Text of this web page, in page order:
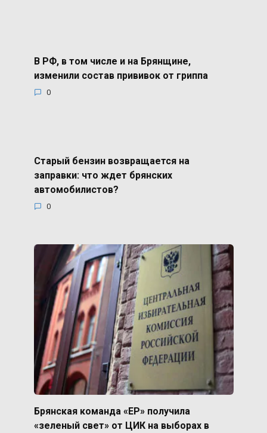
В РФ, в том числе и на Брянщине,
изменили состав прививок от гриппа
0
Старый бензин возвращается на
заправки: что ждет брянских
автомобилистов?
0
Брянская команда «ЕР» получила
«зеленый свет» от ЦИК на выборах в